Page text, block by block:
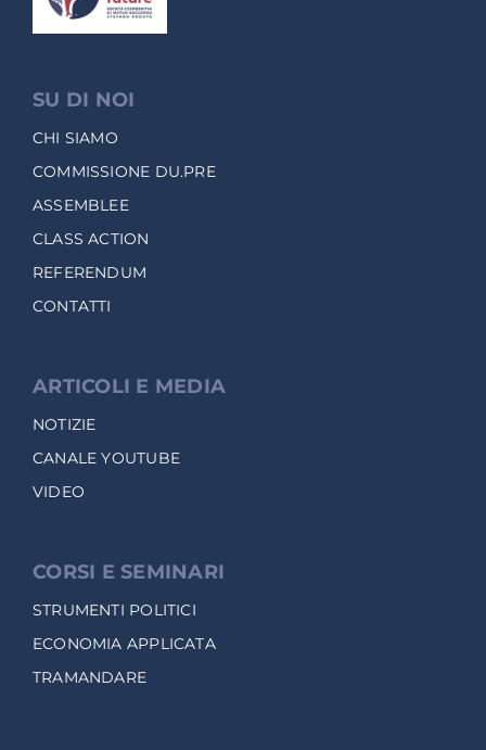
SU DI NOI
CHI SIAMO
COMMISSIONE DU.PRE
ASSEMBLEE
CLASS ACTION
REFERENDUM
CONTATTI
ARTICOLI E MEDIA
NOTIZIE
CANALE YOUTUBE
VIDEO
CORSI E SEMINARI
STRUMENTI POLITICI
ECONOMIA APPLICATA
TRAMANDARE